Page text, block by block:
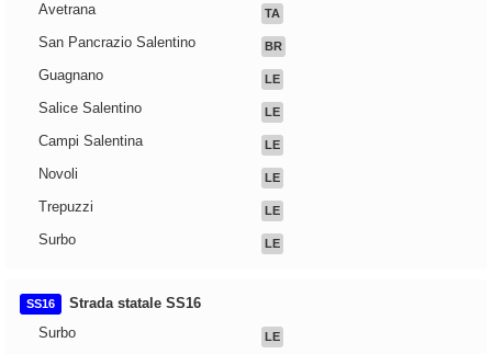
Avetrana TA
San Pancrazio Salentino BR
Guagnano LE
Salice Salentino LE
Campi Salentina LE
Novoli LE
Trepuzzi LE
Surbo LE
SS16
Strada statale SS16
Surbo
LE